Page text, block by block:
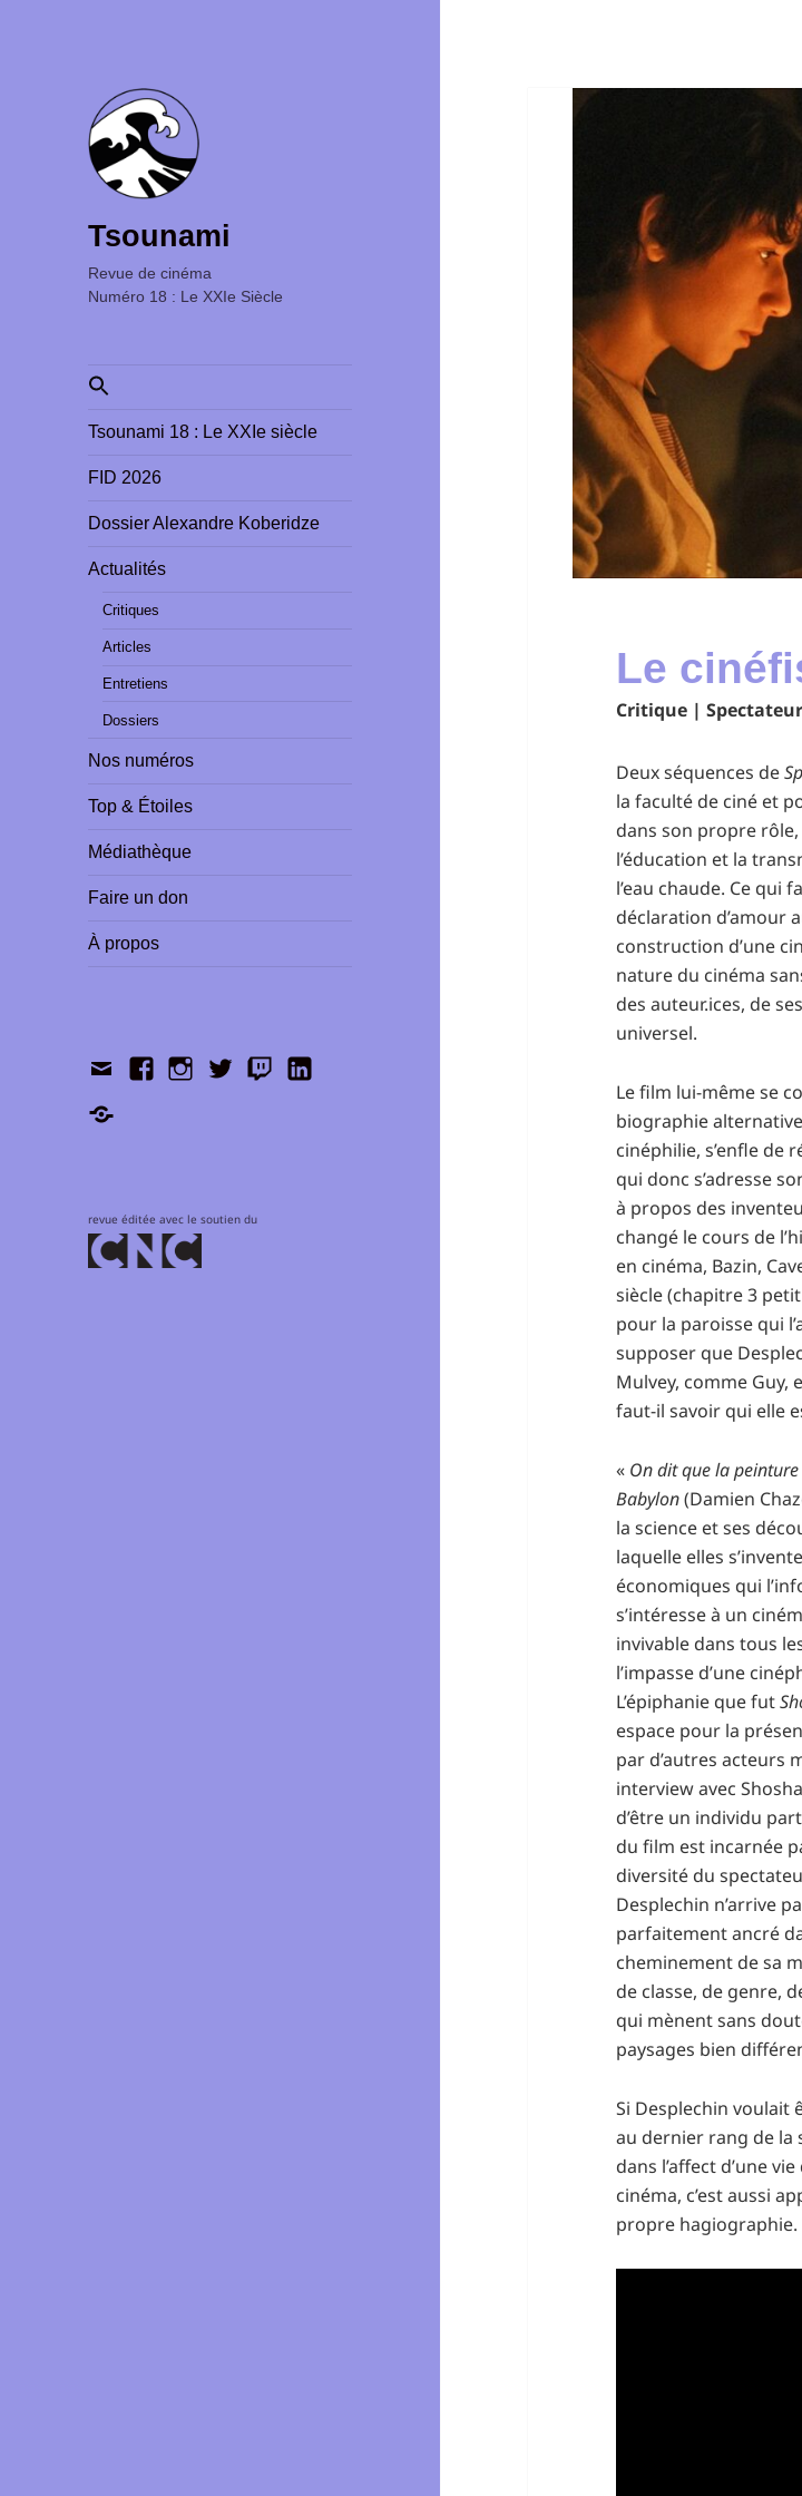
Tsounami
Revue de cinéma ‎ ‎ ‎ ‎ ‎ ‎ ‎ ‎ ‎ ‎ ‎ ‎ ‎ ‎ ‎ ‎ ‎ ‎ ‎ ‎ ‎ ‎ ‎ ‎ ‎ ‎
Numéro 18 : Le XXIe Siècle
Search
for:
Tsounami 18 : Le XXIe siècle
FID 2026
Dossier Alexandre Koberidze
Actualités
Critiques
Articles
Entretiens
Dossiers
Nos numéros
Top & Étoiles
Médiathèque
Faire un don
À propos
ContactFacebookInstagramTwitterTwitchLinkedIn
Shop
revue éditée avec le soutien du
Le
Critique |
Deux séquences de
la faculté de ciné et
dans son propre
l’éducation et la
l’eau chaude. Ce qui
déclaration d’amour
construction d’une
nature du cinéma
des auteur.ices, de
universel.
Le film lui-même se
biographie
cinéphilie, s’enfle de
qui donc s’adresse
à propos des
changé le cours de
en cinéma, Bazin,
siècle (chapitre 3 petit
pour la paroisse qui
supposer que
Mulvey, comme Guy,
faut-il savoir qui elle
« On dit que la
Babylon(Damien
la science et ses
laquelle elles
économiques qui
s’intéresse à un
invivable dans tous
l’impasse d’une
L’épiphanie que fut
espace pour la
par d’autres acteurs
interview avec
d’être un individu
du film est incarnée
diversité du
Desplechin n’arrive
parfaitement ancré
cheminement de sa
de classe, de genre,
qui mènent sans
paysages bien
Si Desplechin voulait
au dernier rang de la
dans l’affect d’une
cinéma, c’est aussi
propre hagiographie.